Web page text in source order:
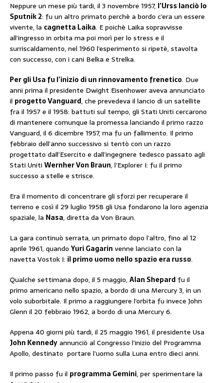
Neppure un mese più tardi, il 3 novembre 1957, l’Urss lanciò lo
Sputnik 2: fu un altro primato perchè a bordo c’era un essere
vivente, la cagnetta Laika. E poichè Laika sopravvisse
all’ingresso in orbita ma poi morì per lo stress e il
surriscaldamento, nel 1960 l’esperimento si ripetè, stavolta
con successo, con i cani Belka e Strelka.
Per gli Usa fu l’inizio di un rinnovamento frenetico. Due
anni prima il presidente Dwight Eisenhower aveva annunciato
il progetto Vanguard, che prevedeva il lancio di un satellite
fra il 1957 e il 1958: battuti sul tempo, gli Stati Uniti cercarono
di mantenere comunque la promessa lanciando il primo razzo
Vanguard, il 6 dicembre 1957, ma fu un fallimento. Il primo
febbraio dell’anno successivo si tentò con un razzo
progettato dall’Esercito e dall’ingegnere tedesco passato agli
Stati Uniti Wernher Von Braun, l’Explorer I: fu il primo
successo a stelle e strisce.
Era il momento di concentrare gli sforzi per recuperare il
terreno e così il 29 luglio 1958 gli Usa fondarono la loro agenzia
spaziale, la Nasa, diretta da Von Braun.
La gara continuò serrata, un primato dopo l’altro, fino al 12
aprile 1961, quando Yuri Gagarin venne lanciato con la
navetta Vostok I: il primo uomo nello spazio era russo.
Qualche settimana dopo, il 5 maggio,Alan Shepard fu il
primo americano nello spazio, a bordo di una Mercury 3, in un
volo suborbitale. Il primo a raggiungere l’orbita fu invece John
Glenn il 20 febbraio 1962, a bordo di una Mercury 6.
Appena 40 giorni più tardi, il 25 maggio 1961, il presidente Usa
John Kennedyannunciò al Congresso l’inizio del Programma
Apollo, destinato portare l’uomo sulla Luna entro dieci anni.
Il primo passo fu il programma Gemini, per sperimentare la